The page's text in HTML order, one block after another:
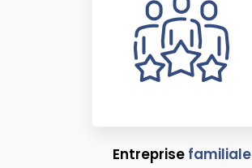
Entreprise familiale